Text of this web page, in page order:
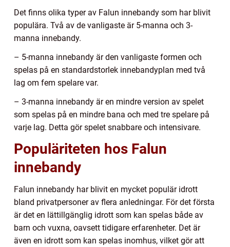
Det finns olika typer av Falun innebandy som har blivit
populära. Två av de vanligaste är 5-manna och 3-
manna innebandy.
– 5-manna innebandy är den vanligaste formen och
spelas på en standardstorlek innebandyplan med två
lag om fem spelare var.
– 3-manna innebandy är en mindre version av spelet
som spelas på en mindre bana och med tre spelare på
varje lag. Detta gör spelet snabbare och intensivare.
Populäriteten hos Falun
innebandy
Falun innebandy har blivit en mycket populär idrott
bland privatpersoner av flera anledningar. För det första
är det en lättillgänglig idrott som kan spelas både av
barn och vuxna, oavsett tidigare erfarenheter. Det är
även en idrott som kan spelas inomhus, vilket gör att